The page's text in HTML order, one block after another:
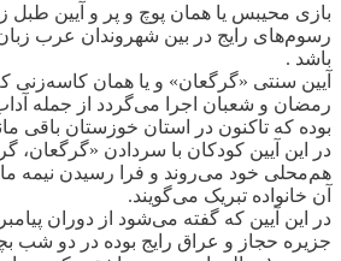
بازی محیبس یا همان پوچ و پر و آیین طبل
رسوم‌های رایج در بین شهروندان عرب
باشد .
آیین سنتی «گرگعان» و یا همان کاسه‌زنی
رمضان و شعبان اجرا می‌گردد از جمله
بوده که تاکنون در استان خوزستان باقی
در این آیین کودکان با سردادن «گرگعان،
هم‌محلی خود می‌روند و فرا رسیدن نیمه
آن خانواده تبریک می‌گویند.
در این آیین که گفته می‌شود از دوران
جزیره حجاز و عراق رایج بوده در دو